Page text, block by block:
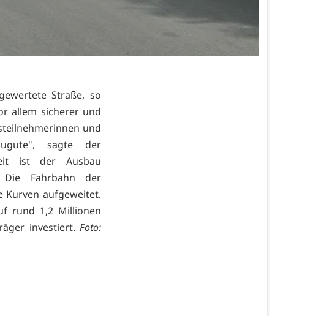
Straße, so
allem sicherer und
und
sagte der
ist der Ausbau
Die Fahrbahn der
Kurven aufgeweitet.
rund 1,2 Millionen
investiert. Foto: